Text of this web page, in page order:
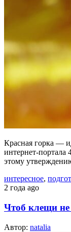
Красная горка —
интернет-портала
этому
интересное,
2 года ago
Чтоб клещи не
Автор: natalia